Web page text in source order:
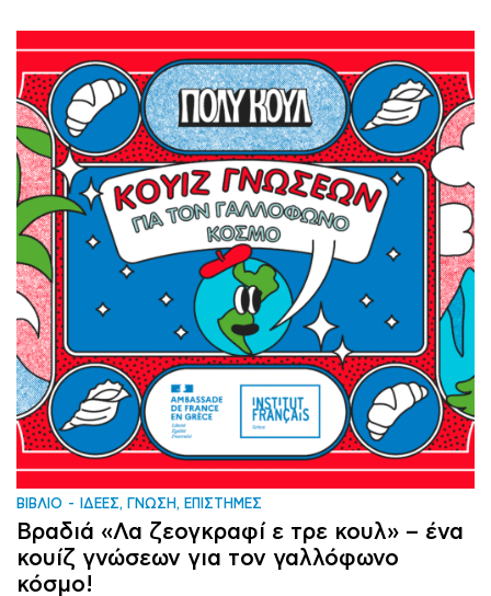
ΒΙΒΛΙΟ ΙΔΕΕΣ, ΓΝΩΣΗ, ΕΠΙΣΤΗΜΕΣ
Βραδιά «Λα ζεογκραφί ε τρε κουλ» – ένα
κουίζ γνώσεων για τον γαλλόφωνο
κόσμο!